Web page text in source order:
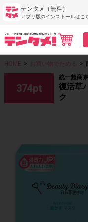
テンタメ（無料）
アプリ版のインストールはこ
HOME > お買い物でためる >
374pt
統一超商
復活草
ク